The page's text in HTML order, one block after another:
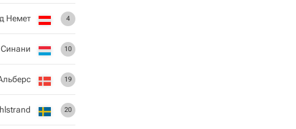
4
Немет
10
19
20